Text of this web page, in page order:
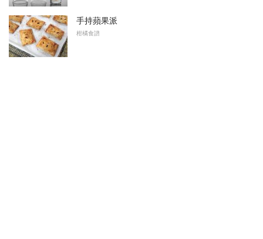
手持蘋果派
柑橘食譜